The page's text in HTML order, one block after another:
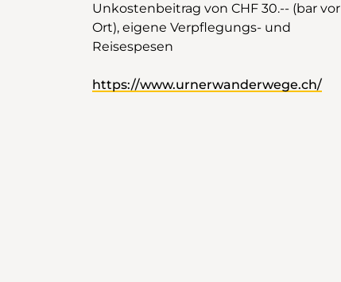
Unkostenbeitrag von CHF 30.-- (bar vor
Ort), eigene Verpflegungs- und
Reisespesen
https://www.urnerwanderwege.ch/